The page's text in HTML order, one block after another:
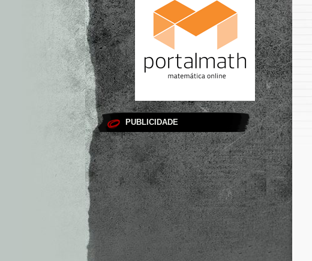
PUBLICIDADE